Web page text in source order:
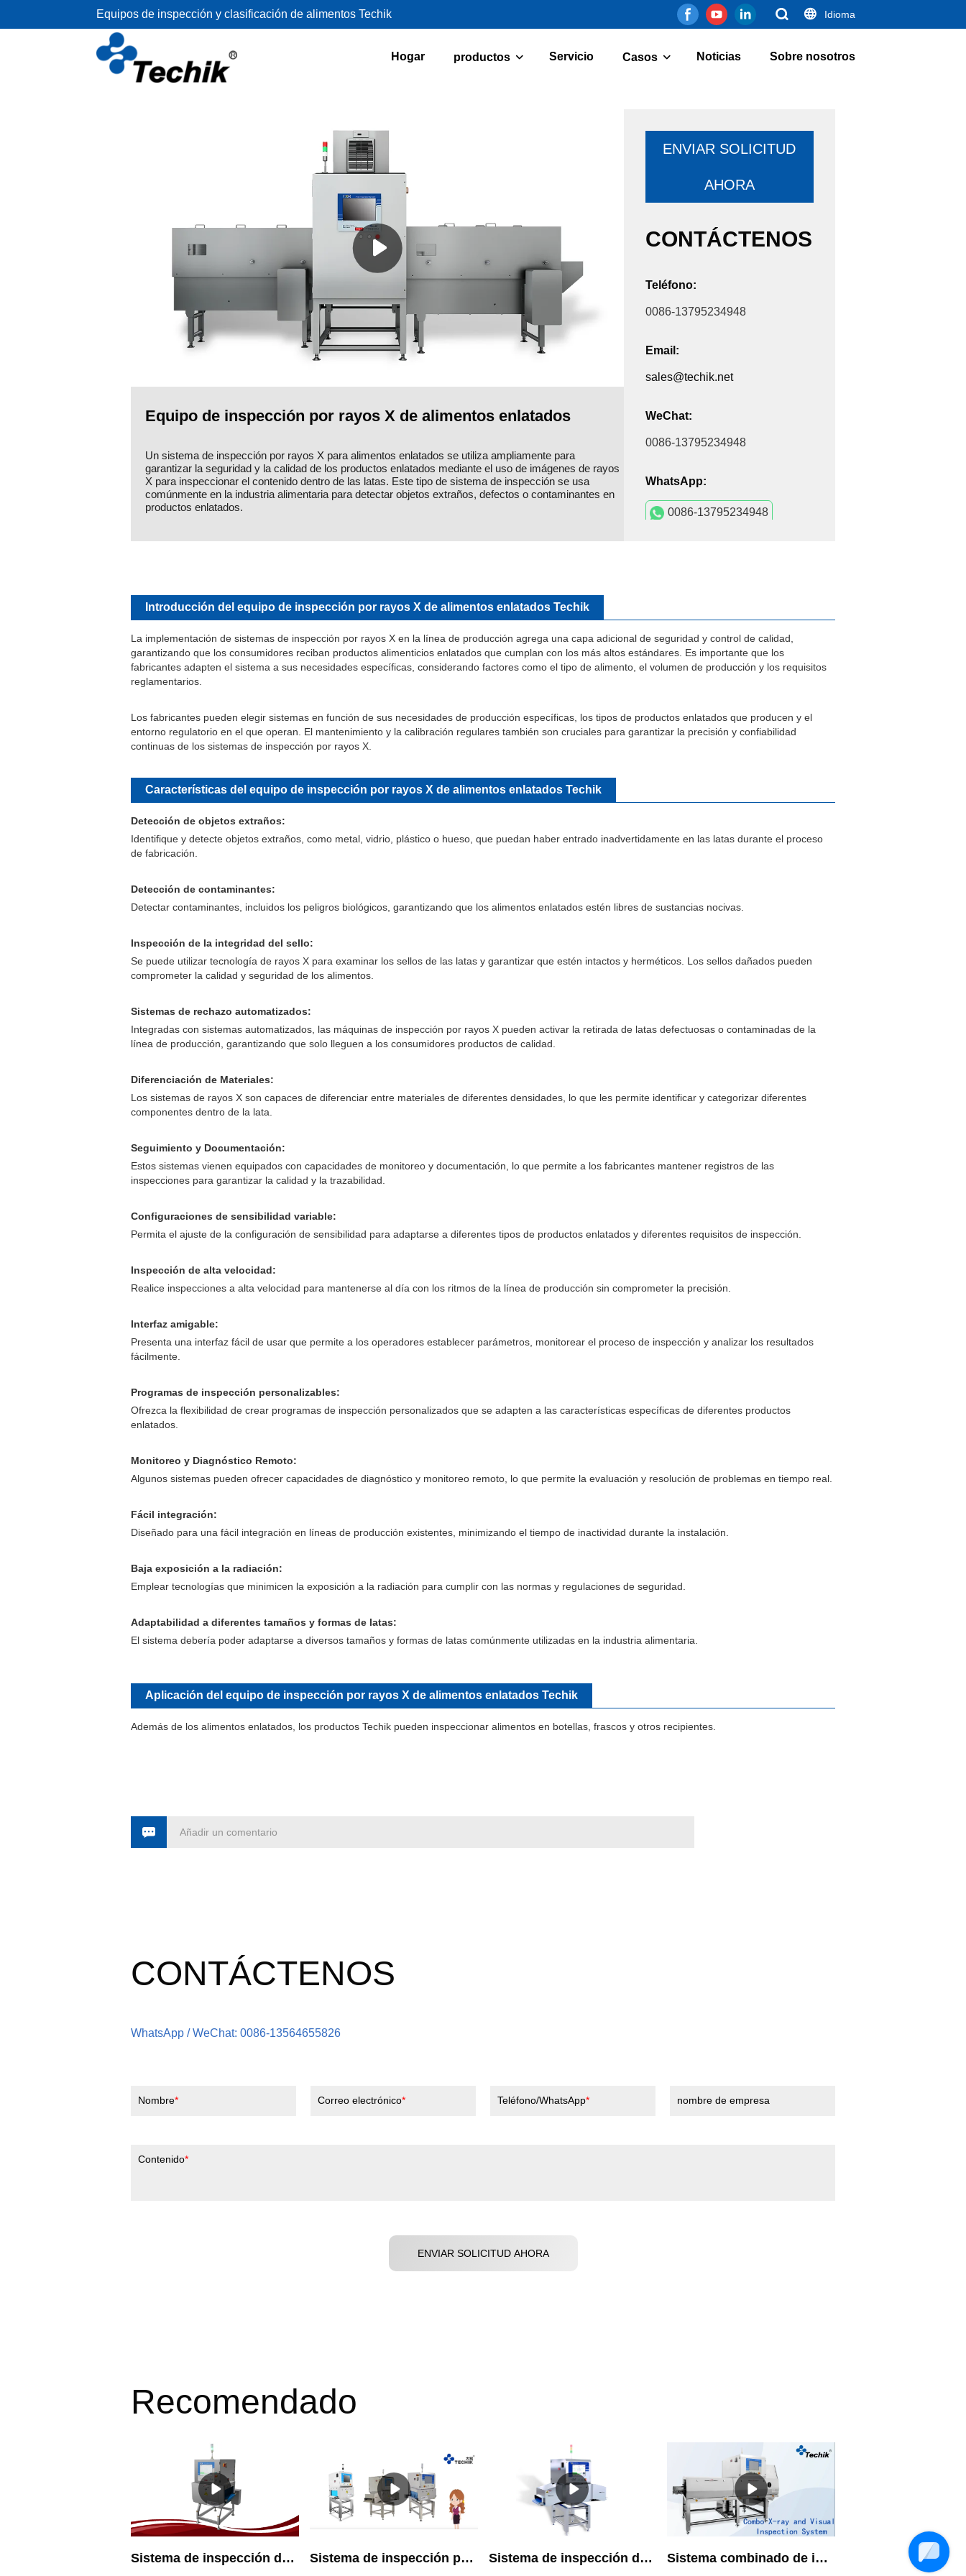
Equipos de inspección y clasificación de alimentos Techik Idioma
Hogar productos Servicio Casos Noticias Sobre nosotros
Equipo de inspección por rayos X de alimentos enlatados
Un sistema de inspección por rayos X para alimentos enlatados se utiliza ampliamente para
garantizar la seguridad y la calidad de los productos enlatados mediante el uso de imágenes de rayos
X para inspeccionar el contenido dentro de las latas. Este tipo de sistema de inspección se usa
comúnmente en la industria alimentaria para detectar objetos extraños, defectos o contaminantes en
productos enlatados.
ENVIAR SOLICITUD
AHORA
CONTÁCTENOS
Teléfono:
0086-13795234948
Email:
sales@techik.net
WeChat:
0086-13795234948
WhatsApp:
0086-13795234948
Introducción del equipo de inspección por rayos X de alimentos enlatados Techik
La implementación de sistemas de inspección por rayos X en la línea de producción agrega una capa adicional de seguridad y control de calidad,
garantizando que los consumidores reciban productos alimenticios enlatados que cumplan con los más altos estándares. Es importante que los
fabricantes adapten el sistema a sus necesidades específicas, considerando factores como el tipo de alimento, el volumen de producción y los requisitos
reglamentarios.
Los fabricantes pueden elegir sistemas en función de sus necesidades de producción específicas, los tipos de productos enlatados que producen y el
entorno regulatorio en el que operan. El mantenimiento y la calibración regulares también son cruciales para garantizar la precisión y confiabilidad
continuas de los sistemas de inspección por rayos X.
Características del equipo de inspección por rayos X de alimentos enlatados Techik
Detección de objetos extraños:
Identifique y detecte objetos extraños, como metal, vidrio, plástico o hueso, que puedan haber entrado inadvertidamente en las latas durante el proceso
de fabricación.
Detección de contaminantes:
Detectar contaminantes, incluidos los peligros biológicos, garantizando que los alimentos enlatados estén libres de sustancias nocivas.
Inspección de la integridad del sello:
Se puede utilizar tecnología de rayos X para examinar los sellos de las latas y garantizar que estén intactos y herméticos. Los sellos dañados pueden
comprometer la calidad y seguridad de los alimentos.
Sistemas de rechazo automatizados:
Integradas con sistemas automatizados, las máquinas de inspección por rayos X pueden activar la retirada de latas defectuosas o contaminadas de la
línea de producción, garantizando que solo lleguen a los consumidores productos de calidad.
Diferenciación de Materiales:
Los sistemas de rayos X son capaces de diferenciar entre materiales de diferentes densidades, lo que les permite identificar y categorizar diferentes
componentes dentro de la lata.
Seguimiento y Documentación:
Estos sistemas vienen equipados con capacidades de monitoreo y documentación, lo que permite a los fabricantes mantener registros de las
inspecciones para garantizar la calidad y la trazabilidad.
Configuraciones de sensibilidad variable:
Permita el ajuste de la configuración de sensibilidad para adaptarse a diferentes tipos de productos enlatados y diferentes requisitos de inspección.
Inspección de alta velocidad:
Realice inspecciones a alta velocidad para mantenerse al día con los ritmos de la línea de producción sin comprometer la precisión.
Interfaz amigable:
Presenta una interfaz fácil de usar que permite a los operadores establecer parámetros, monitorear el proceso de inspección y analizar los resultados
fácilmente.
Programas de inspección personalizables:
Ofrezca la flexibilidad de crear programas de inspección personalizados que se adapten a las características específicas de diferentes productos
enlatados.
Monitoreo y Diagnóstico Remoto:
Algunos sistemas pueden ofrecer capacidades de diagnóstico y monitoreo remoto, lo que permite la evaluación y resolución de problemas en tiempo real.
Fácil integración:
Diseñado para una fácil integración en líneas de producción existentes, minimizando el tiempo de inactividad durante la instalación.
Baja exposición a la radiación:
Emplear tecnologías que minimicen la exposición a la radiación para cumplir con las normas y regulaciones de seguridad.
Adaptabilidad a diferentes tamaños y formas de latas:
El sistema debería poder adaptarse a diversos tamaños y formas de latas comúnmente utilizadas en la industria alimentaria.
Aplicación del equipo de inspección por rayos X de alimentos enlatados Techik
Además de los alimentos enlatados, los productos Techik pueden inspeccionar alimentos en botellas, frascos y otros recipientes.
Añadir un comentario
CONTÁCTENOS
WhatsApp / WeChat: 0086-13564655826
Nombre Correo electrónico Teléfono/WhatsApp nombre de empresa
Contenido
ENVIAR SOLICITUD AHORA
Recomendado
Sistema de inspección de rayos X estándar Sistema de inspección por rayos X para la industria alimentaria Sistema de inspección de rayos X de energía dual para hueso residual para la industria alimentaria Sistema combinado de inspección visual de rayos X para alimentos